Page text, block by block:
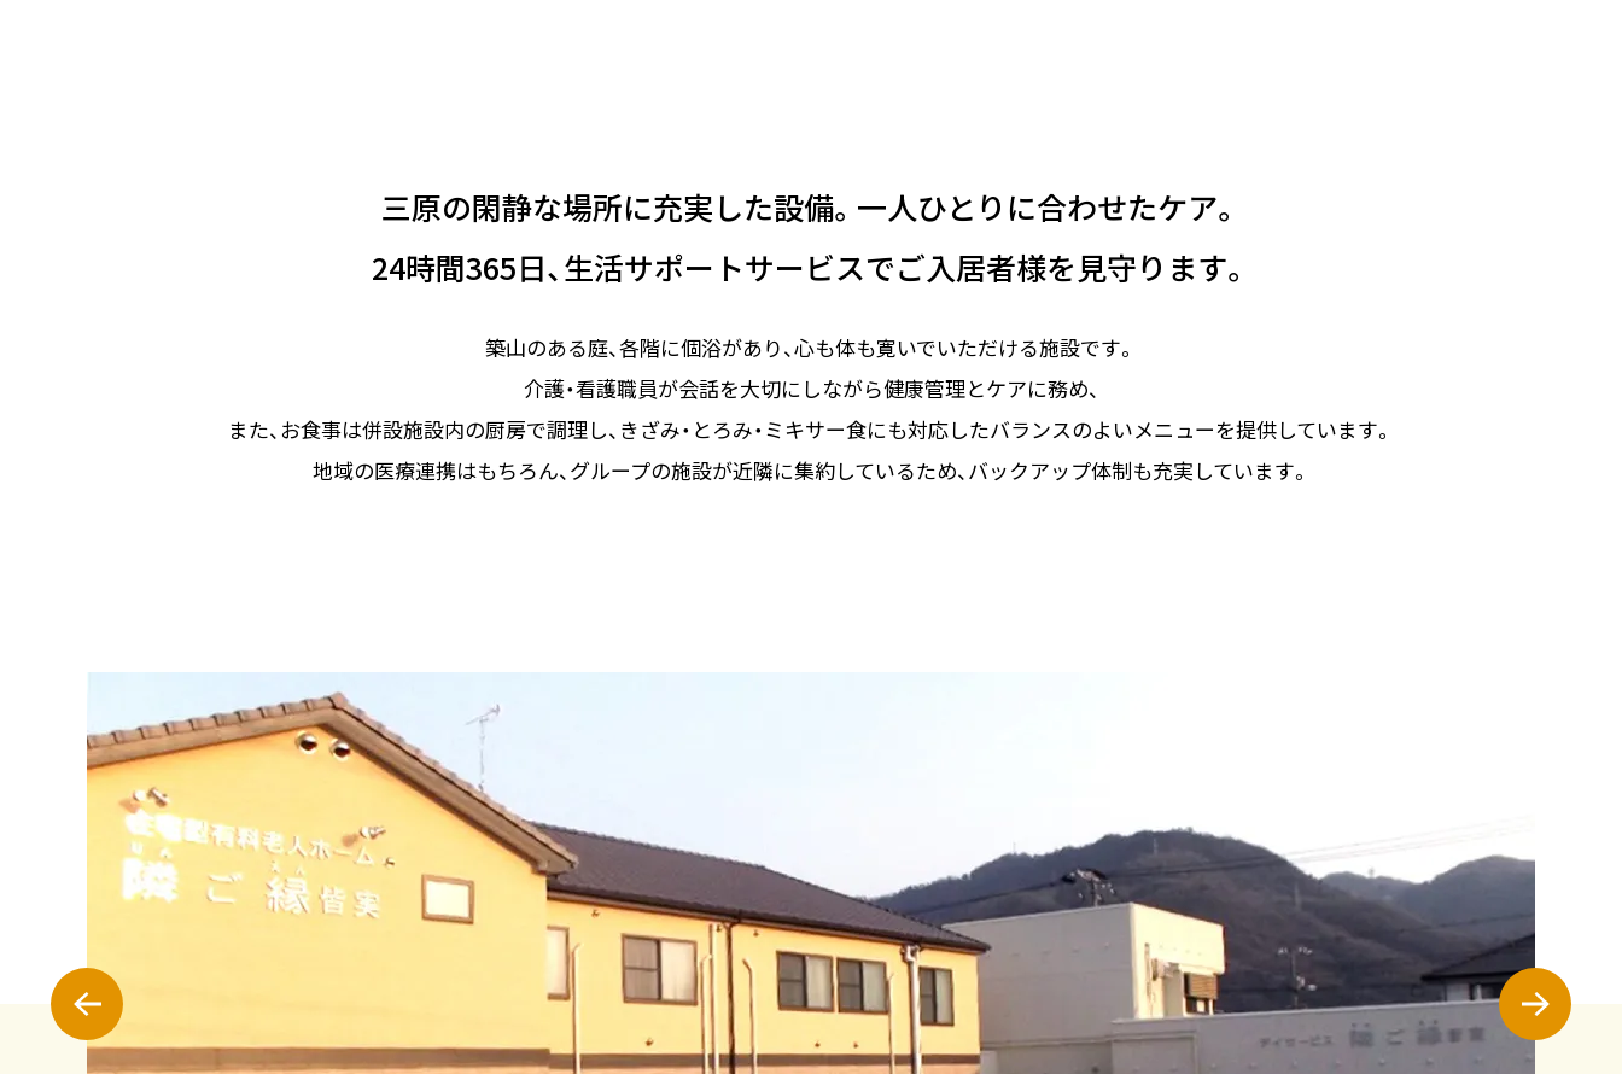
三原の閑静な場所に充実した設備。 一人ひとりに合わせたケア。
24時間365日、生活サポートサービスでご入居者様を見守ります。
築山のある庭、各階に個浴があり、心も体も寛いでいただける施設です。
介護・看護職員が会話を大切にしながら健康管理とケアに務め、
また、お食事は併設施設内の厨房で調理し、 きざみ・とろみ・ミキサー食にも対応したバランスのよいメニューを提供しています。
地域の医療連携はもちろん、グループの施設が近隣に集約しているため、バックアップ体制も充実しています。